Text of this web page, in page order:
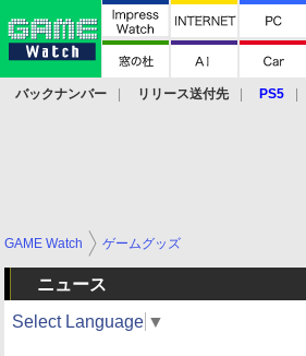
バックナンバー リリース送付先 PS5
GAME Watch ゲームグッズ
ニュース
Select Language ▼